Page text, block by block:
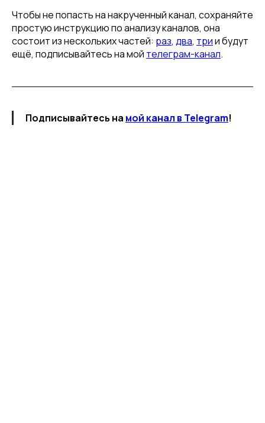
Чтобы не попасть на накрученный канал, сохраняйте
простую инструкцию по анализу каналов, она
состоит из нескольких частей: раз, два, трии будут
ещё, подписывайтесь на мой телеграм-канал.
Подписывайтесь на мой канал в Telegram!